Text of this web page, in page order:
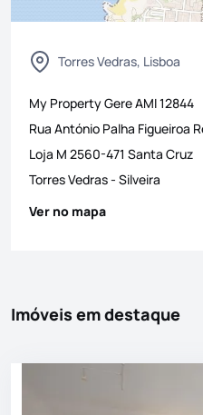
Torres Vedras, Lisboa
My Property GereAMI12844
Rua António Palha Figueiroa
Loja M 2560-471 Santa Cruz
Torres Vedras- Silveira
Ver no mapa
Imóveis em destaque